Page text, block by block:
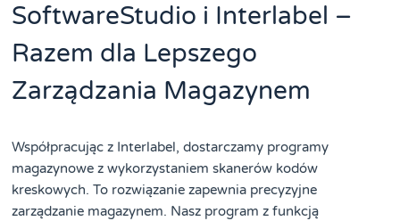
SoftwareStudio i Interlabel –
Razem dla Lepszego
Zarządzania Magazynem
Współpracując z Interlabel, dostarczamy programy
magazynowe z wykorzystaniem skanerów kodów
kreskowych. To rozwiązanie zapewnia precyzyjne
zarządzanie magazynem. Nasz program z funkcją